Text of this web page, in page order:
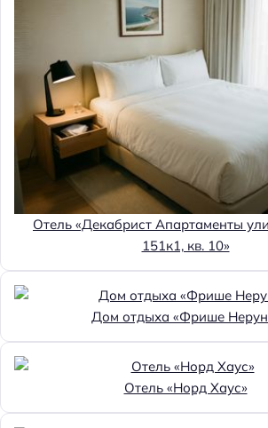
Отель «Декабрист Апартаменты
151к1, кв. 10»
Дом отдыха «Фрише
Отель «Норд Хаус»